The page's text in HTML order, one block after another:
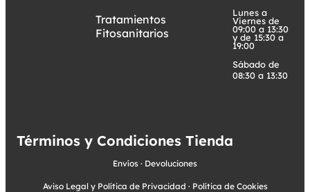
Tratamientos
Fitosanitarios
Lunes a
Viernes de
09:00 a 13:30
y de 15:30 a
19:00
Sábado de
08:30 a 13:30
Términos y Condiciones Tienda
Envíos · Devoluciones
Aviso Legal y Política de Privacidad · Política de Cookies